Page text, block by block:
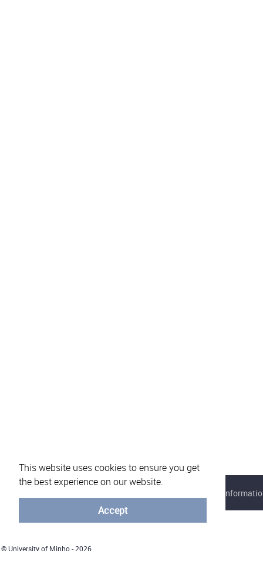
This website uses cookies to ensure you get
the best experience on our website.
Accept
© University of Minho - 2026